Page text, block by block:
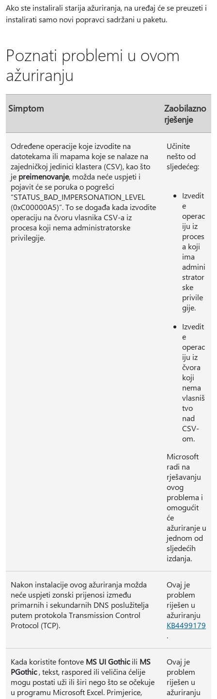
Ako ste instalirali starija ažuriranja, na uređaj će se preuzeti i
instalirati samo novi popravci sadržani u paketu.
Poznati problemi u ovom
ažuriranju
Simptom
Zaobilazno
rješenje
Određene operacije koje izvodite na
datotekama ili mapama koje se nalaze na
zajedničkoj jedinici klastera (CSV), kao što
je preimenovanje, možda neće uspjeti i
pojavit će se poruka o pogrešci
“STATUS_BAD_IMPERSONATION_LEVEL
(0xC00000A5)”. To se događa kada izvodite
operaciju na čvoru vlasnika CSV-a iz
procesa koji nema administratorske
privilegije.
Učinite
nešto od
sljedećeg:
Izvedit
e
operac
iju iz
proces
a koji
ima
admini
strator
ske
privile
gije.
Izvedit
e
operac
iju iz
čvora
koji
nema
vlasniš
tvo
nad
CSV-
om.
Microsoft
radi na
rješavanju
ovog
problema i
omogućit
će
ažuriranje u
jednom od
sljedećih
izdanja.
Nakon instalacije ovog ažuriranja možda
neće uspjeti zonski prijenosi između
primarnih i sekundarnih DNS poslužitelja
putem protokola Transmission Control
Protocol (TCP).
Ovaj je
problem
riješen u
ažuriranju
KB4499179
.
Kada koristite fontove MS UI Gothicili MS
PGothic, tekst, raspored ili veličina ćelije
mogu postati uži ili širi nego što se očekuje
u programu Microsoft Excel. Primjerice,
Ovaj je
problem
riješen u
ažuriranju